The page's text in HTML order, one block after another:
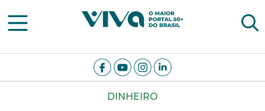
Viva Notícias
DINHEIRO